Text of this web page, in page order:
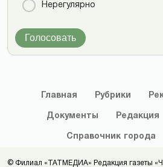
Нерегулярно
Голосовать
Главная Рубрики
Документы Редакция
Справочник города
© Филиал «ТАТМЕДИА» Редакция газеты